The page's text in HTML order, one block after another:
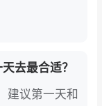
去最合适？
建议第一天和